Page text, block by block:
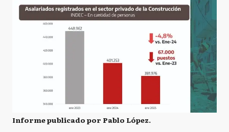
Informe publicado por Pablo López.